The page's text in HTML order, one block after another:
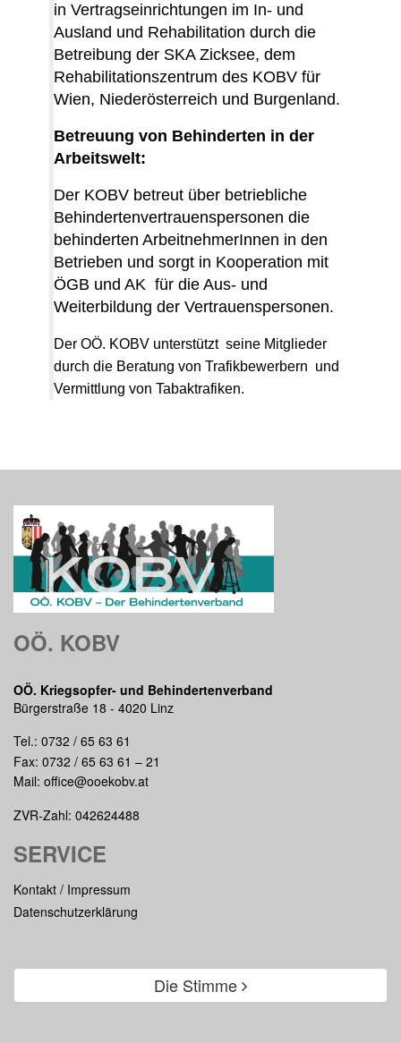
in Vertragseinrichtungen im In- und
Ausland und Rehabilitation durch die
Betreibung der SKA Zicksee, dem
Rehabilitationszentrum des KOBV für
Wien, Niederösterreich und Burgenland.
Betreuung von Behinderten in der
Arbeitswelt:
Der KOBV betreut über betriebliche
Behindertenvertrauenspersonen die
behinderten ArbeitnehmerInnen in den
Betrieben und sorgt in Kooperation mit
ÖGB und AK für die Aus- und
Weiterbildung der Vertrauenspersonen.
Der OÖ. KOBV unterstützt seine Mitglieder
durch die Beratung von Trafikbewerbern und
Vermittlung von Tabaktrafiken.
OÖ. KOBV
OÖ. Kriegsopfer- und Behindertenverband
Bürgerstraße 18 - 4020 Linz
Tel.: 0732 / 65 63 61
Fax: 0732 / 65 63 61 – 21
Mail: office@ooekobv.at
ZVR-Zahl: 042624488
SERVICE
Kontakt / Impressum
Datenschutzerklärung
Die Stimme